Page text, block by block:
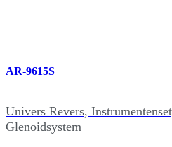
AR-9615S
Univers Revers,
Glenoidsystem